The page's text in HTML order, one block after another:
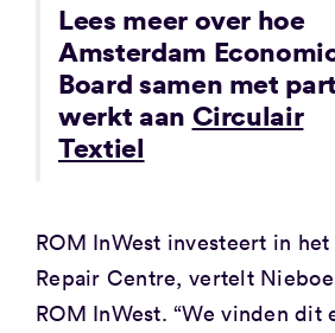
Lees meer over hoe
Amsterdam
Board samen met
werkt aan Circulair
Textiel
ROM InWest investeert in
Repair Centre, vertelt
ROM InWest. “We vinden dit